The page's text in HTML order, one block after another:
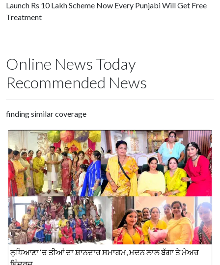
Launch Rs 10 Lakh Scheme Now Every Punjabi Will Get Free
Treatment
Online News Today
Recommended News
finding similar coverage
ਲੁਧਿਆਣਾ ‘ਚ ਤੀਆਂ ਦਾ ਸ਼ਾਨਦਾਰ ਸਮਾਗਮ, ਮਦਨ ਲਾਲ ਬੱਗਾ ਤੇ ਮੇਅਰ